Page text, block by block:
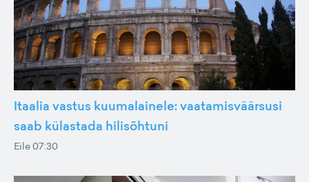
Itaalia vastus kuumalainele: vaatamisväärsusi
saab külastada hilisõhtuni
Eile 07:30